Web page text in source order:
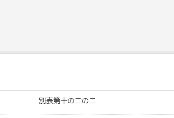
別表第十の二の二